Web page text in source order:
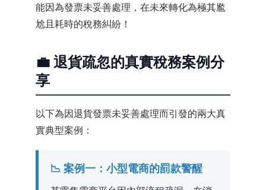
能因為發票未妥善處理，在未來轉化為極其尷
尬且耗時的稅務糾紛！
💼 退貨疏忽的真實稅務案例分
享
以下為因退貨發票未妥善處理而引發的兩大真
實典型案例：
📉 案例一：小型電商的罰款警醒